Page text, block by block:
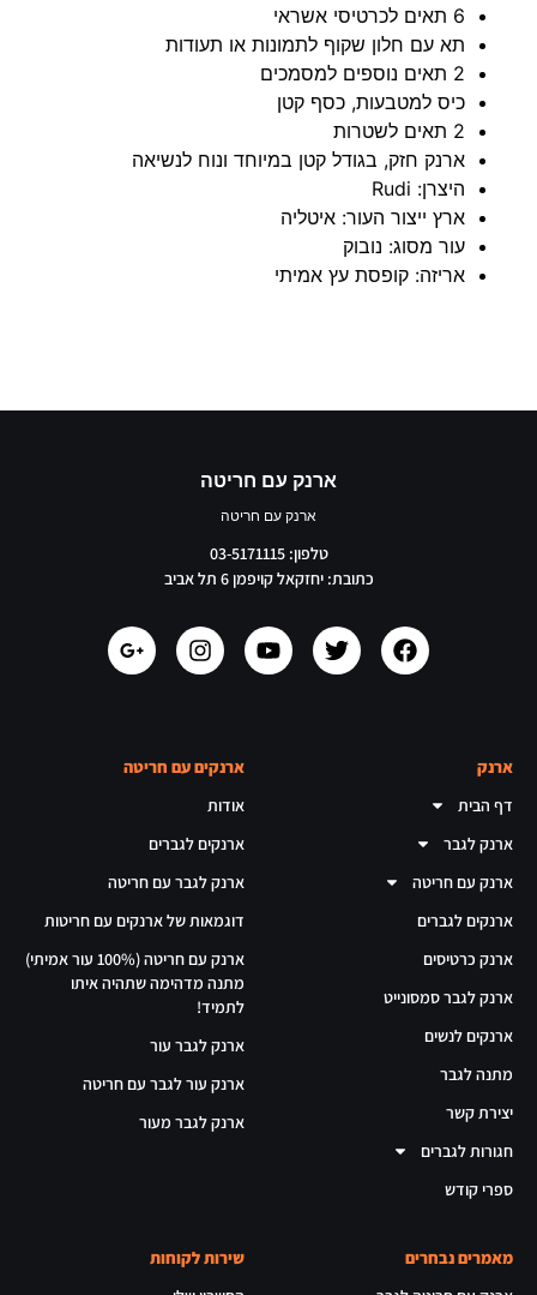
6 תאים לכרטיסי אשראי
תא עם חלון שקוף לתמונות או תעודות
2 תאים נוספים למסמכים
כיס למטבעות, כסף קטן
2 תאים לשטרות
ארנק חזק, בגודל קטן במיוחד ונוח לנשיאה
היצרן: Rudi
ארץ ייצור העור: איטליה
עור מסוג: נובוק
אריזה: קופסת עץ אמיתי
ארנק עם חריטה
ארנק עם חריטה
טלפון: 03-5171115
כתובת: יחזקאל קויפמן 6 תל אביב
ארנק
דף הבית
ארנק לגבר
ארנק עם חריטה
ארנקים לגברים
ארנק כרטיסים
ארנק לגבר סמסונייט
ארנקים לנשים
מתנה לגבר
יצירת קשר
חגורות לגברים
ספרי קודש
ארנקים עם חריטה
אודות
ארנקים לגברים
ארנק לגבר עם חריטה
דוגמאות של ארנקים עם חריטות
ארנק עם חריטה (100% עור אמיתי)
מתנה מדהימה שתהיה איתו
לתמיד!
ארנק לגבר עור
ארנק עור לגבר עם חריטה
ארנק לגבר מעור
מאמרים נבחרים
שירות לקוחות